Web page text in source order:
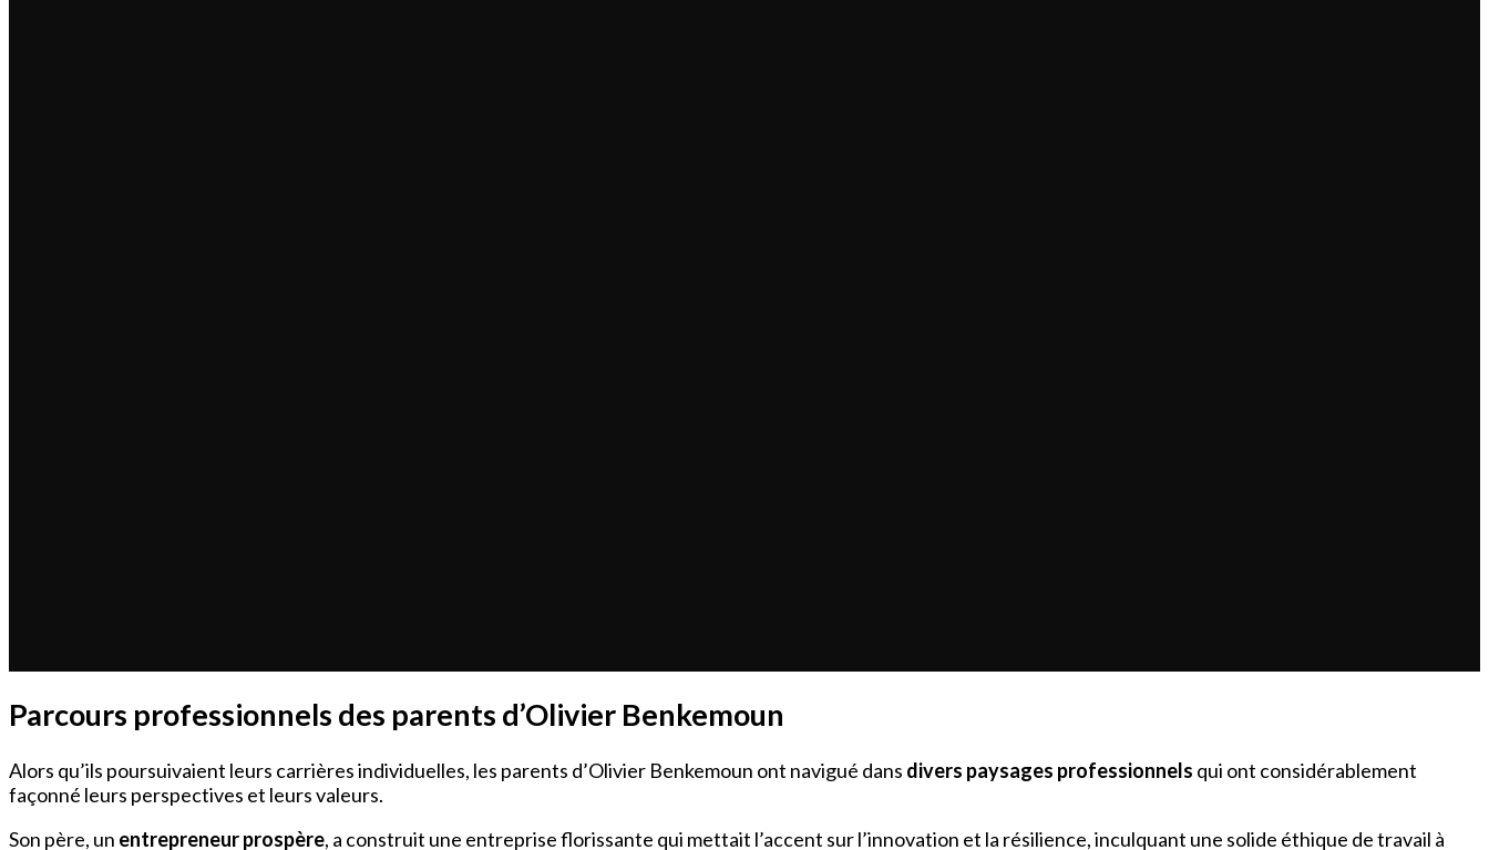
Parcours professionnels des parents d’Olivier Benkemoun
Alors qu’ils poursuivaient leurs carrières individuelles, les parents d’Olivier Benkemoun ont navigué dans divers paysages professionnels qui ont considérablement
façonné leurs perspectives et leurs valeurs.
Son père, un entrepreneur prospère, a construit une entreprise florissante qui mettait l’accent sur l’innovation et la résilience, inculquant une solide éthique de travail à